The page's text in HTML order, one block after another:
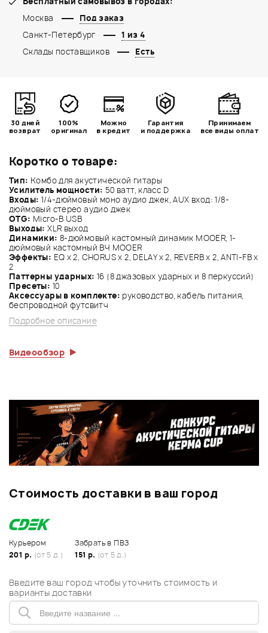
Коротко о товаре:
Тип: Комбо для акустической гитары
Усилитель мощности: 50 ватт, класс D
Входы: 1/4-дюймовый моно аудио джек, AUX вход: 1/8-
дюймовый стерео аудио джек
OTG: Micro-B USB
Выходы: XLR выход
Динамики: 8-дюймовый кастомный динамик MOOER, 1-
дюймовый кастомный ВЧ MOOER
Эффекты: EQ х 2, CHORUS х 2, DELAY х 2, REVERB х 2, ANTI-FB х
2
Паттерны ударных:16 (8 джазовых ударных и 8 перкуссий)
Пресеты: 10
Аксессуары в комплекте: руководство, кабель питания,
беспроводной футсвитч
Подробное описание
Видеообзор
Москва
Под заказ
Санкт-Петербург
1 из 4
Склады поставщиков
Есть
30 дней
возврат
100%
оригинал
Можно
в кредит
Гарантия
и поддержка
Принимаем
все виды оплат
Стоимость доставки в ваш город
Курьером
201 р. (от 5 д.)
Забрать в ПВЗ
151 р. (от 5 д.)
Введите ваш город чтобы уточнить стоимость и
варианты доставки